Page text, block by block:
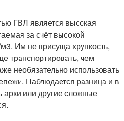
ГВЛ является высокая
за счёт высокой
3. Им не присуща хрупкость,
транспортировать, чем
необязательно использовать
Наблюдается разница и в
арки или другие сложные